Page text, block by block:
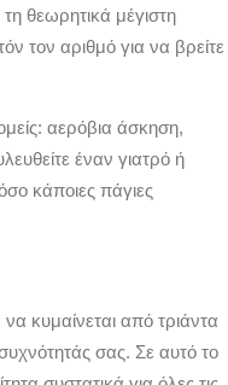
θεωρητικά μέγιστη
τον αριθμό για να βρείτε
αερόβια άσκηση,
έναν γιατρό ή
κάποιες πάγιες
κυμαίνεται από τριάντα
σας. Σε αυτό το